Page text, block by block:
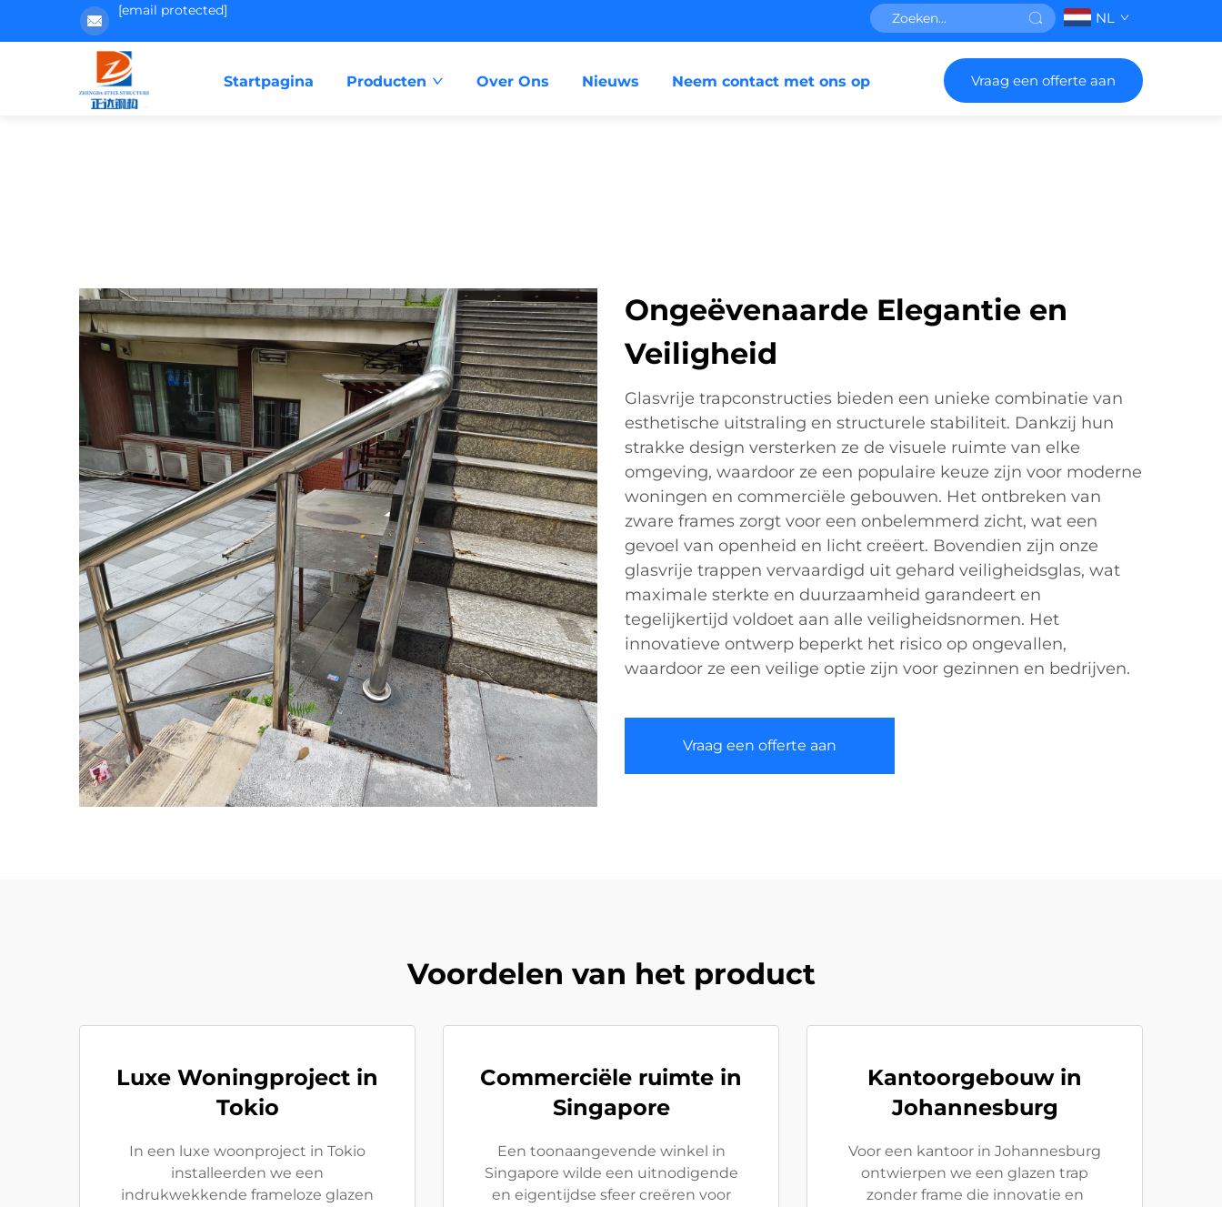
[email protected] NL
Startpagina Producten Over Ons Nieuws Neem contact met ons op Vraag een offerte aan
Ongeëvenaarde Elegantie en
Veiligheid
Glasvrije trapconstructies bieden een unieke combinatie van
esthetische uitstraling en structurele stabiliteit. Dankzij hun
strakke design versterken ze de visuele ruimte van elke
omgeving, waardoor ze een populaire keuze zijn voor moderne
woningen en commerciële gebouwen. Het ontbreken van
zware frames zorgt voor een onbelemmerd zicht, wat een
gevoel van openheid en licht creëert. Bovendien zijn onze
glasvrije trappen vervaardigd uit gehard veiligheidsglas, wat
maximale sterkte en duurzaamheid garandeert en
tegelijkertijd voldoet aan alle veiligheidsnormen. Het
innovatieve ontwerp beperkt het risico op ongevallen,
waardoor ze een veilige optie zijn voor gezinnen en bedrijven.
Vraag een offerte aan
Voordelen van het product
Luxe Woningproject in
Tokio
In een luxe woonproject in Tokio
installeerden we een
indrukwekkende frameloze glazen
Commerciële ruimte in
Singapore
Een toonaangevende winkel in
Singapore wilde een uitnodigende
en eigentijdse sfeer creëren voor
Kantoorgebouw in
Johannesburg
Voor een kantoor in Johannesburg
ontwierpen we een glazen trap
zonder frame die innovatie en